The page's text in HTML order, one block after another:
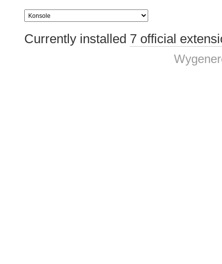
Currently installed 7 official